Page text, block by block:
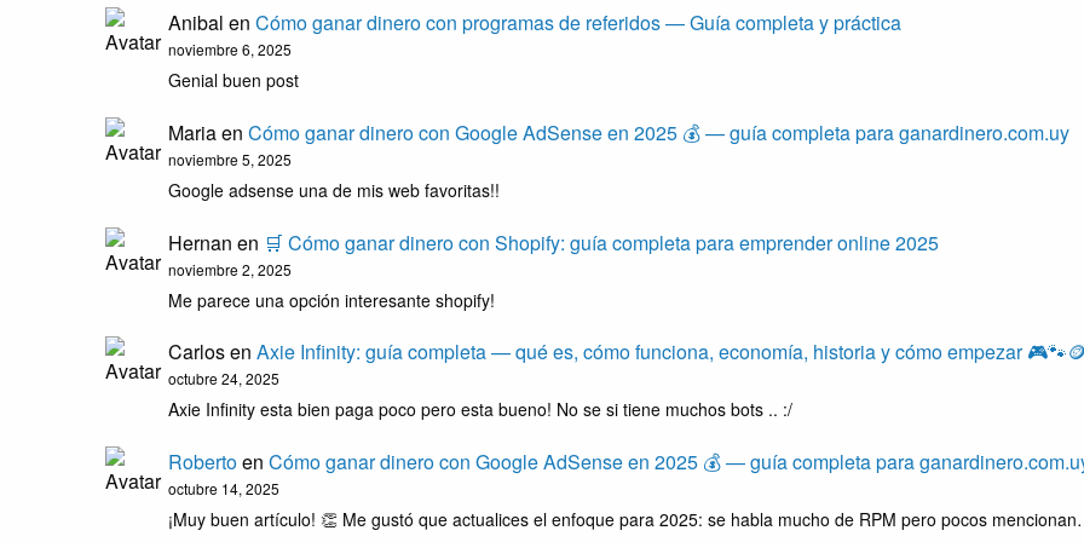
Anibal en Cómo ganar dinero con programas de referidos — Guía completa y práctica
noviembre 6, 2025
Genial buen post
Mariaen Cómo ganar dinero con Google AdSense en 2025 💰 — guía completa para ganardinero.com.uy
noviembre 5, 2025
Google adsense una de mis web favoritas!!
Hernan en 🛒 Cómo ganar dinero con Shopify: guía completa para emprender online 2025
noviembre 2, 2025
Me parece una opción interesante shopify!
Carlosen Axie Infinity: guía completa — qué es, cómo funciona, economía, historia y cómo empezar 🎮🐾🪙
octubre 24, 2025
Axie Infinity esta bien paga poco pero esta bueno! No se si tiene muchos bots .. :/
Robertoen Cómo ganar dinero con Google AdSense en 2025 💰 — guía completa para
octubre 14, 2025
¡Muy buen artículo! 👏 Me gustó que actualices el enfoque para 2025: se habla mucho de RPM pero pocos